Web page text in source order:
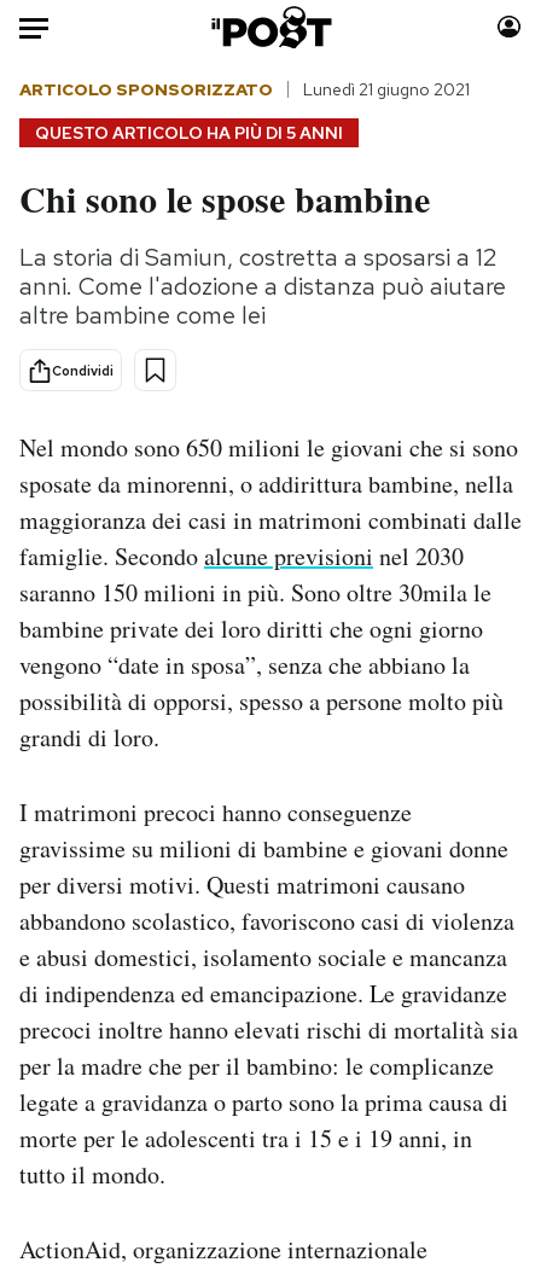
Auto
HOME
Italia
Politica
Tecnologia
Scienza
Economia
Sport
Moda
Consumismi
Storie/Idee
Altrecose
Mondiali calcio 2026
PODCAST
NEWSLETTER
I MIEI PREFERITI
SHOP
AREA PERSONALE
Area Personale
Newsletter
Notifiche mobile
Regala il Post
Hai bisogno di aiuto?
ARTICOLO SPONSORIZZATO
QUESTO ARTICOLO HA PIÙ DI 5 ANNI
Lunedì 21 giugno 2021
Chi sono le spose bambine
La storia di Samiun, costretta a sposarsi a 12
anni. Come l'adozione a distanza può aiutare
altre bambine come lei
Condividi
Nel mondo sono 650 milioni le giovani che si sono
sposate da minorenni, o addirittura bambine, nella
maggioranza dei casi in matrimoni combinati dalle
famiglie. Secondoalcune previsioni nel 2030
saranno 150 milioni in più. Sono oltre 30mila le
bambine private dei loro diritti che ogni giorno
vengono “date in sposa”, senza che abbiano la
possibilità di opporsi, spesso a persone molto più
grandi di loro.
I matrimoni precoci hanno conseguenze
gravissime su milioni di bambine e giovani donne
per diversi motivi. Questi matrimoni causano
abbandono scolastico, favoriscono casi di violenza
e abusi domestici, isolamento sociale e mancanza
di indipendenza ed emancipazione. Le gravidanze
precoci inoltre hanno elevati rischi di mortalità sia
per la madre che per il bambino: le complicanze
legate a gravidanza o parto sono la prima causa di
morte per le adolescenti tra i 15 e i 19 anni, in
tutto il mondo.
ActionAid, organizzazione internazionale